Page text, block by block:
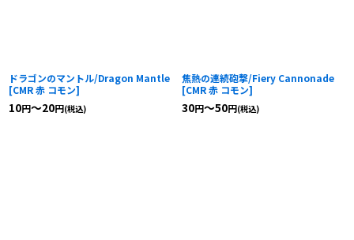
ドラゴンのマントル/Dragon Mantle
[CMR 赤 コモン]
10円～20円(税込)
焦熱の連続砲撃/Fiery Cannonade
[CMR 赤 コモン]
30円～50円(税込)